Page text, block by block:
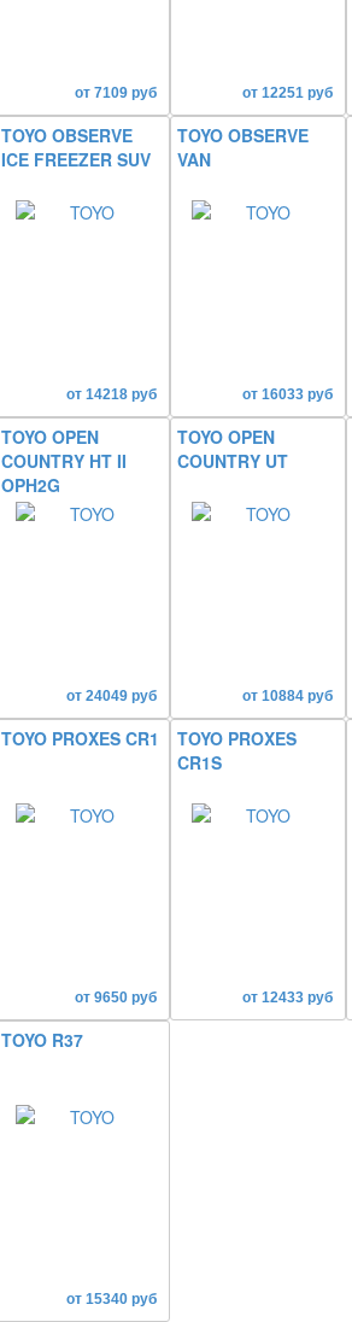
от 7109 руб от 12251 руб
TOYO OBSERVE
ICE FREEZER SUV
от 14218 руб
TOYO OBSERVE
VAN
от 16033 руб
TOYO OPEN
COUNTRY HT II
OPH2G
от 24049 руб
TOYO OPEN
COUNTRY UT
от 10884 руб
TOYO PROXES CR1
от 9650 руб
TOYO PROXES
CR1S
от 12433 руб
TOYO R37
от 15340 руб